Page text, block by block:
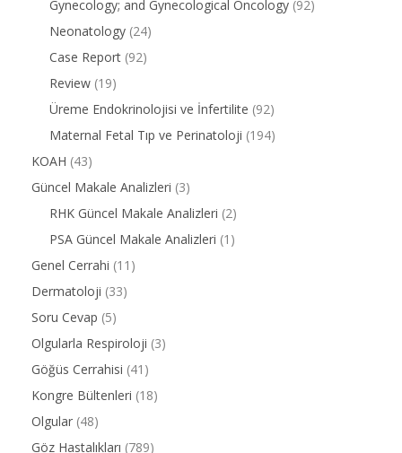
Gynecology; and Gynecological Oncology (92)
Neonatology (24)
Case Report (92)
Review (19)
Üreme Endokrinolojisi ve İnfertilite (92)
Maternal Fetal Tıp ve Perinatoloji (194)
KOAH (43)
Güncel Makale Analizleri (3)
RHK Güncel Makale Analizleri (2)
PSA Güncel Makale Analizleri (1)
Genel Cerrahi (11)
Dermatoloji (33)
Soru Cevap (5)
Olgularla Respiroloji (3)
Göğüs Cerrahisi (41)
Kongre Bültenleri (18)
Olgular (48)
Göz Hastalıkları (789)